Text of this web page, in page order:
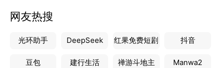
网友热搜
光环助手 DeepSeek 红果免费短剧 抖音
豆包 建行生活 禅游斗地主 Manwa2